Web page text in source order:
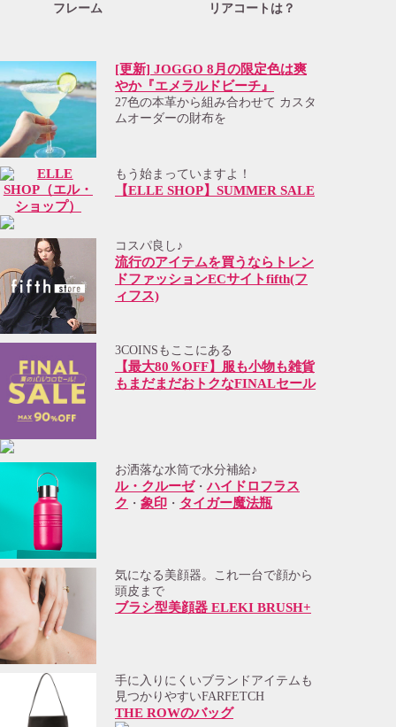
フレーム
リアコートは？
[更新] JOGGO 8月の限定色は爽
やか『エメラルドビーチ』
27色の本革から組み合わせて カスタ
ムオーダーの財布を
もう始まっていますよ！
【ELLE SHOP】SUMMER SALE
コスパ良し♪
流行のアイテムを買うならトレン
ドファッションECサイトfifth(フ
ィフス)
3COINSもここにある
【最大80％OFF】服も小物も雑貨
もまだまだおトクなFINALセール
お洒落な水筒で水分補給♪
ル・クルーゼ・ハイドロフラス
ク ・ 象印 ・ タイガー魔法瓶
気になる美顔器。これ一台で顔から
頭皮まで
ブラシ型美顔器 ELEKI BRUSH+
手に入りにくいブランドアイテムも
見つかりやすいFARFETCH
THE ROWのバッグ